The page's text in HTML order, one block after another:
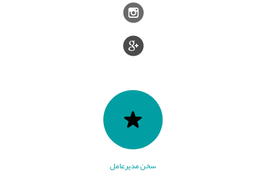
قطعات نسوز
عایق های الکتریکی
فیلترهای مذاب
قطعات آلومینایی
تامین کوره های صنعتی
کوره های صنعت سرامیک
کوره های عملیات حرارتی
کوره های ذوب و ریخته گری
سایر فعالیت ها
صنایع سرامیک
ذوب و ریخته گری
سخن مدیرعامل